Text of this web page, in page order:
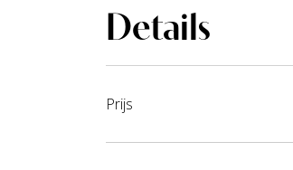
Details
Prijs